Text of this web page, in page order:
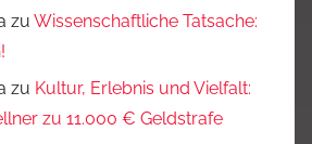
zu Wissenschaftliche Tatsache:
zu Kultur, Erlebnis und Vielfalt:
zu 11.000 € Geldstrafe